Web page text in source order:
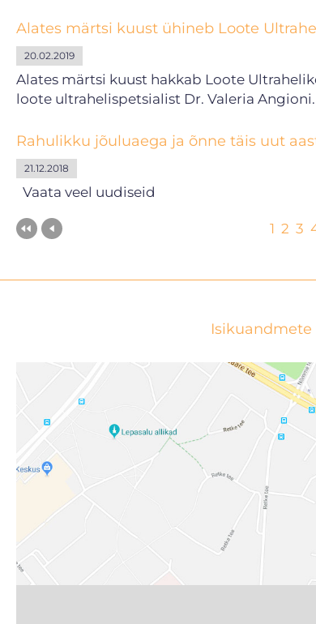
Alates märtsi kuust ühineb Loote
20.02.2019
Alates märtsi kuust hakkab Loote
loote ultrahelispetsialist Dr. Valeria Angioni.
Rahulikku jõuluaega ja õnne täis uut
21.12.2018
Vaata veel uudiseid
1 2 3